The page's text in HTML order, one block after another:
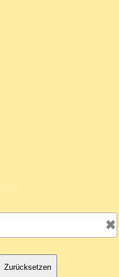
Zurücksetzen